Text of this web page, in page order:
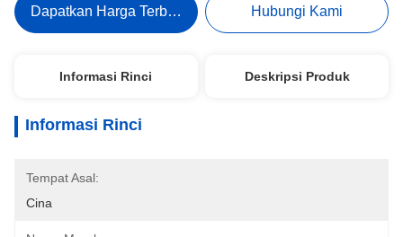
Dapatkan Harga Terbaik Hubungi Kami
Informasi Rinci Deskripsi Produk
Informasi Rinci
Tempat Asal:
Cina